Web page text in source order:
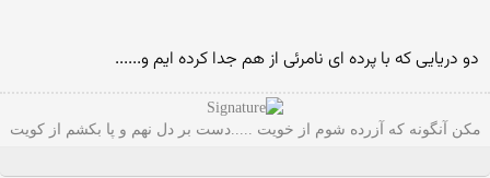
دو دریایی که با پرده ای نامرئی از هم جدا کرده ایم و......
مکن آنگونه که آزرده شوم از خویت .....دست بر دل نهم و پا بکشم از کویت